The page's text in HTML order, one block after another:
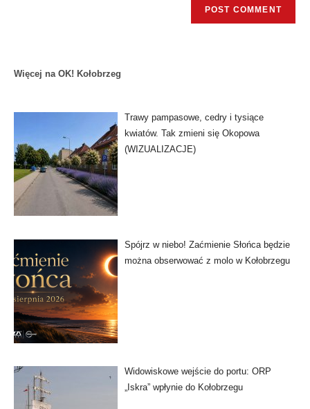
Więcej na OK! Kołobrzeg
Trawy pampasowe, cedry i tysiące
kwiatów. Tak zmieni się Okopowa
(WIZUALIZACJE)
Spójrz w niebo! Zaćmienie Słońca będzie
można obserwować z molo w Kołobrzegu
Widowiskowe wejście do portu: ORP
„Iskra” wpłynie do Kołobrzegu